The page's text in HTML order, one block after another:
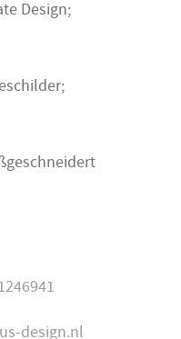
Design;
design.nl